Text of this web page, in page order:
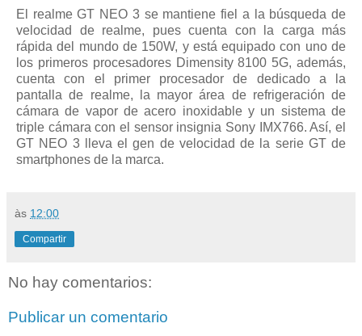
El realme GT NEO 3 se mantiene fiel a la búsqueda de
velocidad de realme, pues cuenta con la carga más
rápida del mundo de 150W, y está equipado con uno de
los primeros procesadores Dimensity 8100 5G, además,
cuenta con el primer procesador de dedicado a la
pantalla de realme, la mayor área de refrigeración de
cámara de vapor de acero inoxidable y un sistema de
triple cámara con el sensor insignia Sony IMX766. Así, el
GT NEO 3 lleva el gen de velocidad de la serie GT de
smartphones de la marca.
às 12:00
Compartir
No hay comentarios:
Publicar un comentario